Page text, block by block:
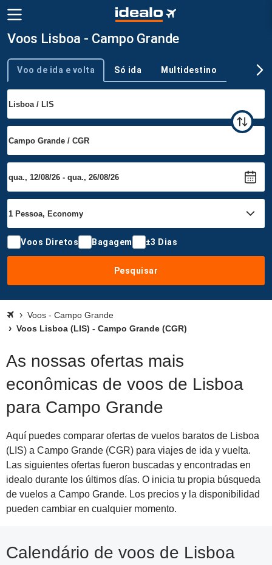
Voos Lisboa - Campo Grande
Tipo de viagem
Voo de ida e volta Só ida Multidestino
Voos Diretos Bagagem ±3 Dias
Pesquisar
Voos - Campo Grande
Voos Lisboa (LIS) - Campo Grande (CGR)
As nossas ofertas mais
econômicas de voos de Lisboa
para Campo Grande
Aquí puedes comparar ofertas de vuelos baratos de Lisboa
(LIS) a Campo Grande (CGR) para viajes de ida y vuelta.
Las siguientes ofertas fueron buscadas y encontradas en
idealo durante los últimos días. O inicia tu propia búsqueda
de vuelos a Campo Grande. Los precios y la disponibilidad
pueden cambiar en cualquier momento.
Calendário de voos de Lisboa